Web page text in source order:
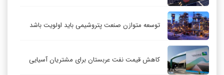
توسعه متوازن صنعت پتروشیمی باید اولویت باشد
کاهش قیمت نفت عربستان برای مشتریان آسیایی